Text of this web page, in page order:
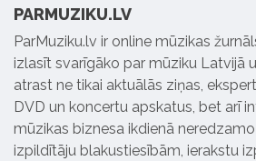
PARMUZIKU.LV
ParMuziku.lv ir online mūzikas
izlasīt svarīgāko par mūziku Latvijā
atrast ne tikai aktuālās ziņas,
DVD un koncertu apskatus, bet arī
mūzikas biznesa ikdienā
izpildītāju blakustiesībām, ierakstu